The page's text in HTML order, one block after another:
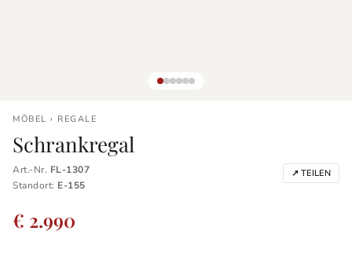
MÖBEL › REGALE
Schrankregal
Art.-Nr. FL-1307
Standort: E-155
↗ TEILEN
€ 2.990